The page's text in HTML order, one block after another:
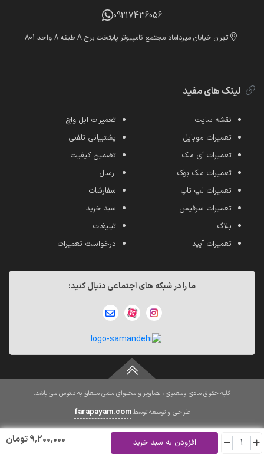
9٬200٬000 تومان افزودن به سبد خرید
09217436056
تهران خیابان میرداماد مجتمع کامپیوتر پایتخت برج A طبقه 8 واحد 801
لینک های مفید
نقشه سایت
تعمیرات موبایل
تعمیرات آی مک
تعمیرات مک بوک
تعمیرات لپ تاپ
تعمیرات سرفیس
بلاگ
تعمیرات آیپد
تعمیرات اپل واچ
پشتیبانی تلفنی
تضمین کیفیت
ارسال
سفارشات
سبد خرید
تبلیغات
درخواست تعمیرات
ما را در شبکه های اجتماعی دنبال کنید:
کلیه حقوق مادی ومعنوی ، تصاویر و محتوای متنی متعلق به دلتوس می باشد.
طراحی و توسعه توسطfarapayam.com